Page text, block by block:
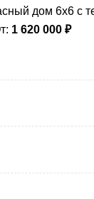
дом 6х6 с
1 620 000 ₽